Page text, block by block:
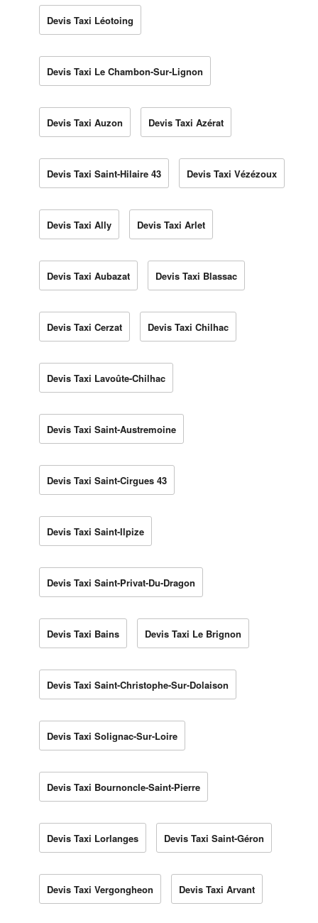
Devis Taxi Léotoing
Devis Taxi Le Chambon-Sur-Lignon
Devis Taxi Auzon Devis Taxi Azérat
Devis Taxi Saint-Hilaire 43 Devis Taxi Vézézoux
Devis Taxi Ally Devis Taxi Arlet
Devis Taxi Aubazat Devis Taxi Blassac
Devis Taxi Cerzat Devis Taxi Chilhac
Devis Taxi Lavoûte-Chilhac
Devis Taxi Saint-Austremoine
Devis Taxi Saint-Cirgues 43
Devis Taxi Saint-Ilpize
Devis Taxi Saint-Privat-Du-Dragon
Devis Taxi Bains Devis Taxi Le Brignon
Devis Taxi Saint-Christophe-Sur-Dolaison
Devis Taxi Solignac-Sur-Loire
Devis Taxi Bournoncle-Saint-Pierre
Devis Taxi Lorlanges Devis Taxi Saint-Géron
Devis Taxi Vergongheon Devis Taxi Arvant